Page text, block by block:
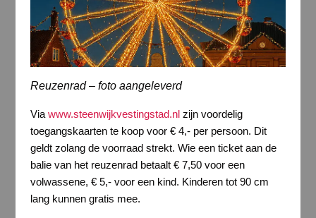
Reuzenrad – foto aangeleverd
Via www.steenwijkvestingstad.nlzijn voordelig
toegangskaarten te koop voor € 4,- per persoon. Dit
geldt zolang de voorraad strekt. Wie een ticket aan de
balie van het reuzenrad betaalt € 7,50 voor een
volwassene, € 5,- voor een kind. Kinderen tot 90 cm
lang kunnen gratis mee.